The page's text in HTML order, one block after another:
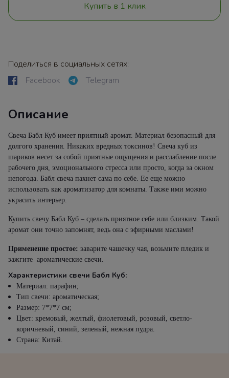
Купить в 1 клик
Поделиться в социальных сетях:
Facebook
Telegram
Описание
Свеча Бабл Куб имеет приятный аромат. Материал безопасный для
долгого хранения. Никаких вредных токсинов! Свеча куб из
шариков несет за собой приятные ощущения и расслабление после
рабочего дня, эмоционального стресса или просто, когда за окном
непогода. Бабл свеча пахнет сама по себе. Ее еще можно
использовать как ароматизатор для комнаты. Также ими можно
украсить интерьер.
Купить свечу Бабл Куб – сделать приятное себе или близким. Такой
аромат они точно запомнят, ведь она с эфирными маслами!
Применение простое: заварите чашечку чая, возьмите пледик и
зажгите ароматические свечи.
Характеристики свечи Бабл Куб:
Материал: парафин;
Тип свечи: ароматическая;
Размер: 7*7*7 см;
Цвет: кремовый, желтый, фиолетовый, розовый, светло-
коричневый, синий, зеленый, нежная пудра.
Страна: Китай.